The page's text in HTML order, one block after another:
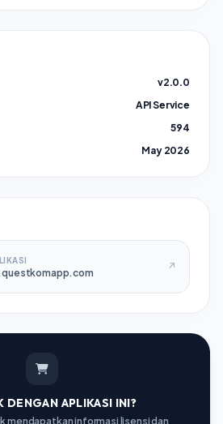
v2.0.0
API Service
594
May 2026
↗
DENGAN APLIKASI INI?
mendapatkan informasi lisensi dan